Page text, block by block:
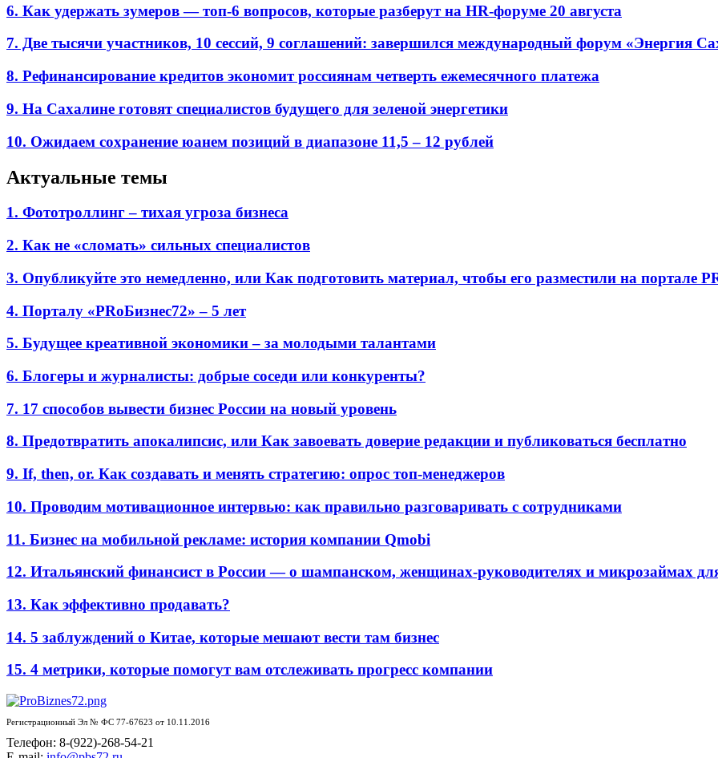
6. Как удержать зумеров — топ-6 вопросов, которые разберут на HR-форуме 20 августа
7. Две тысячи участников, 10 сессий, 9 соглашений: завершился международный форум «Энергия
8. Рефинансирование кредитов экономит россиянам четверть ежемесячного платежа
9. На Сахалине готовят специалистов будущего для зеленой энергетики
10. Ожидаем сохранение юанем позиций в диапазоне 11,5 – 12 рублей
Актуальные темы
1. Фототроллинг – тихая угроза бизнеса
2. Как не «сломать» сильных специалистов
3. Опубликуйте это немедленно, или Как подготовить материал, чтобы его разместили на портале
4. Порталу «PRоБизнес72» – 5 лет
5. Будущее креативной экономики – за молодыми талантами
6. Блогеры и журналисты: добрые соседи или конкуренты?
7. 17 способов вывести бизнес России на новый уровень
8. Предотвратить апокалипсис, или Как завоевать доверие редакции и публиковаться бесплатно
9. If, then, or. Как создавать и менять стратегию: опрос топ-менеджеров
10. Проводим мотивационное интервью: как правильно разговаривать с сотрудниками
11. Бизнес на мобильной рекламе: история компании Qmobi
12. Итальянский финансист в России — о шампанском, женщинах-руководителях и микрозаймах
13. Как эффективно продавать?
14. 5 заблуждений о Китае, которые мешают вести там бизнес
15. 4 метрики, которые помогут вам отслеживать прогресс компании
Регистрационный Эл № ФС 77-67623 от 10.11.2016
Телефон: 8-(922)-268-54-21